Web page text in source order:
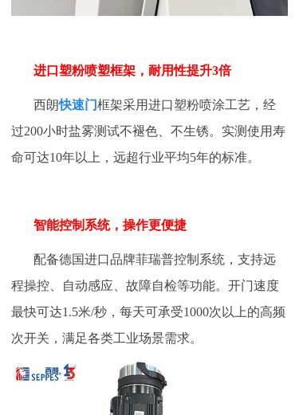
进口塑粉喷塑框架，耐用性提升3倍
西朗快速门框架采用进口塑粉喷涂工艺，经
过200小时盐雾测试不褪色、不生锈。实测使用寿
命可达10年以上，远超行业平均5年的标准。
智能控制系统，操作更便捷
配备德国进口品牌菲瑞普控制系统，支持远
程操控、自动感应、故障自检等功能。开门速度
最快可达1.5米/秒，每天可承受1000次以上的高频
次开关，满足各类工业场景需求。